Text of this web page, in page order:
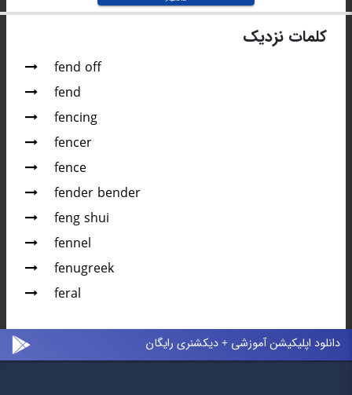
کلمات نزدیک
fend off
fend
fencing
fencer
fence
fender bender
feng shui
fennel
fenugreek
feral
دانلود اپلیکیشن آموزشی + دیکشنری رایگان